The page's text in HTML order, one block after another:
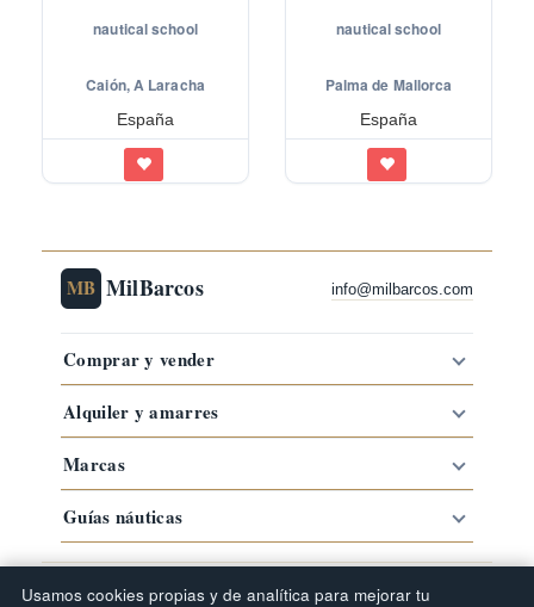
nautical school
Caión, A Laracha
España
nautical school
Palma de Mallorca
España
MB MilBarcos info@milbarcos.com
Comprar y vender
Alquiler y amarres
Marcas
Guías náuticas
Guías náuticas
Usamos cookies propias y de analítica para mejorar tu